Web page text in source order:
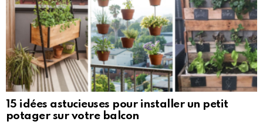
15 idées astucieuses pour installer un petit
potager sur votre balcon